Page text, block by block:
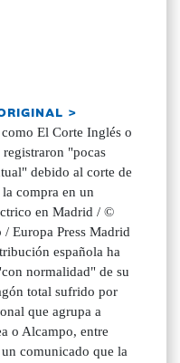
>
El Corte Inglés o
registraron "pocas
debido al corte de
compra en un
en Madrid / ©
Europa Press Madrid
española ha
normalidad" de su
total sufrido por
que agrupa a
o Alcampo, entre
comunicado que la